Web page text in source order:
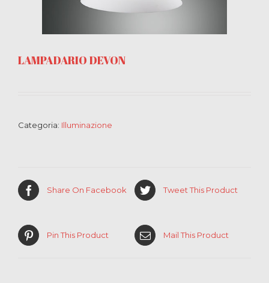
LAMPADARIO DEVON
Categoria: Illuminazione
Share On Facebook Tweet This Product
Pin This Product Mail This Product